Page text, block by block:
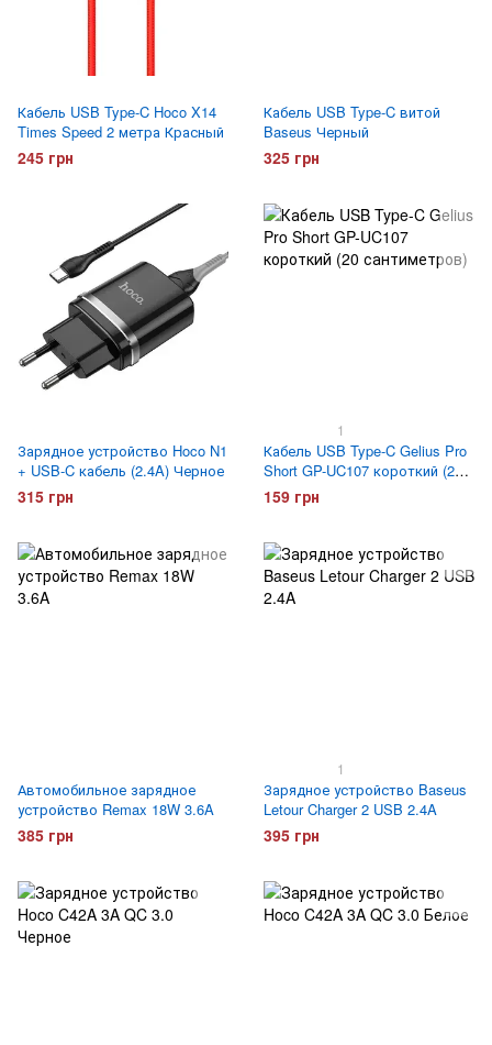
Кабель USB Type-C Hoco X14
Times Speed 2 метра Красный
245 грн
Кабель USB Type-C витой
Baseus Черный
325 грн
Зарядное устройство Hoco N1
+ USB-C кабель (2.4A) Черное
315 грн
1
Кабель USB Type-C Gelius Pro
Short GP-UC107 короткий (20
сантиметров)
159 грн
Автомобильное зарядное
устройство Remax 18W 3.6A
385 грн
1
Зарядное устройство Baseus
Letour Charger 2 USB 2.4A
395 грн